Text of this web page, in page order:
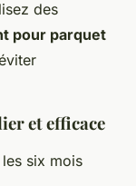
des
pour parquet
et efficace
six mois